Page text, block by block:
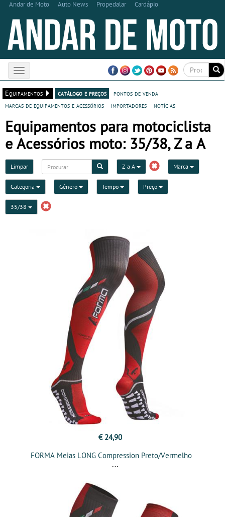
Andar de Moto Auto News Propedalar Cardápio
Toggle
navigation
Equipamentos
catálogo e preços
pontos de venda
marcas de equipamentos e acessórios
importadores notícias
Equipamentos para motociclista
e Acessórios moto: 35/38, Z a A
Limpar Z a A Marca
Categoria Género Tempo Preço
35/38
€ 24,90
FORMA Meias LONG Compression Preto/Vermelho